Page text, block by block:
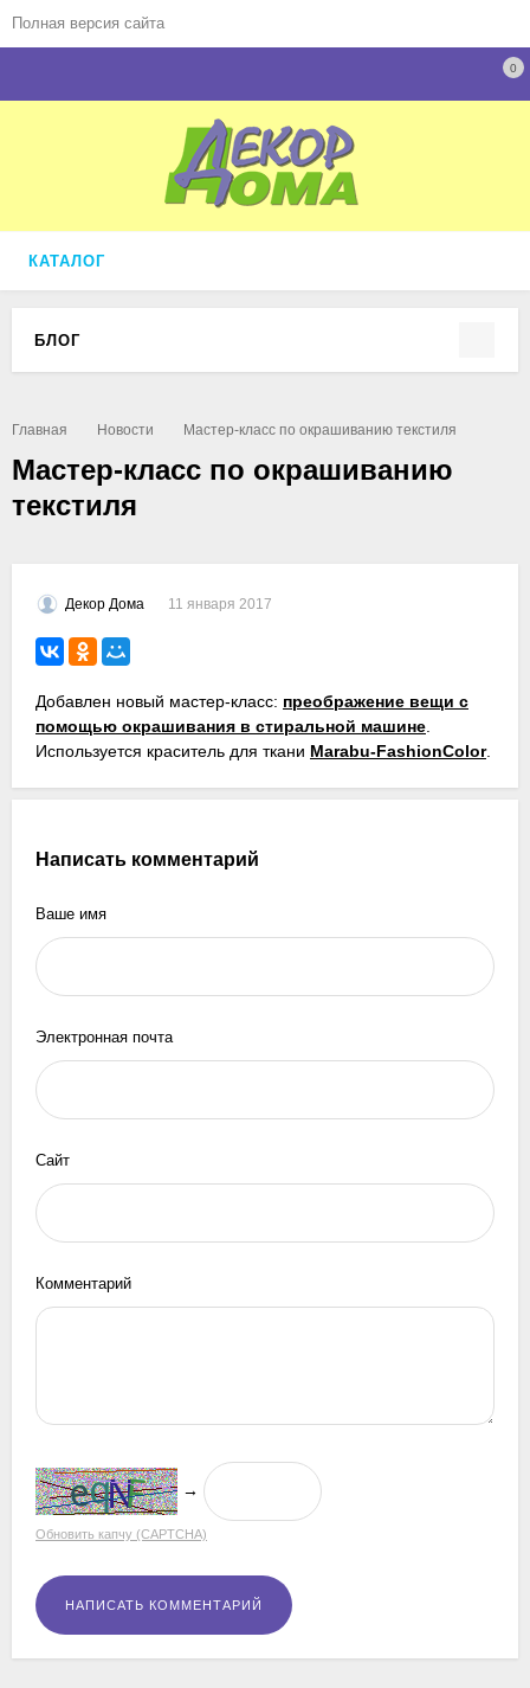
Полная версия сайта
0
КАТАЛОГ
Главная Новости Мастер-класс по окрашиванию текстиля
Мастер-класс по окрашиванию
текстиля
Декор Дома 11 января 2017
Добавлен новый мастер-класс: преображение вещи с
помощью окрашивания в стиральной машине.
Используется краситель для ткани Marabu-FashionColor.
Написать комментарий
Ваше имя
Электронная почта
Сайт
Комментарий
→
Обновить капчу (CAPTCHA)
БЛОГ